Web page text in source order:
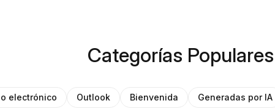
Categorías Populares
electrónico Outlook Bienvenida Generadas por IA